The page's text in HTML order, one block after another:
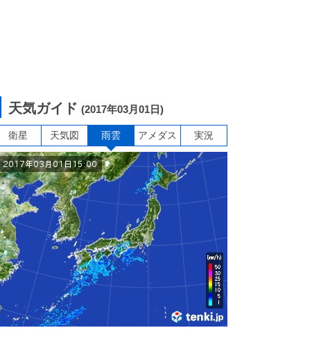
天気ガイド (2017年03月01日)
衛星 天気図 雨雲 アメダス 実況